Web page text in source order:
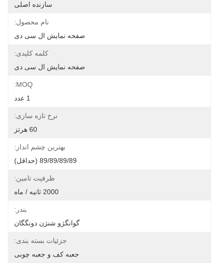
سازنده اصلی
نام محصول:
صفحه نمایش ال سی دی
کلمه کلیدی:
صفحه نمایش ال سی دی
MOQ:
نرخ تازه سازی:
60 هرتز
بهترین چشم انداز:
89/89/89/89 (حداقل)
ظرفیت تامین:
2000 ثانیه / ماه
بندر:
گوانگژو شنژن دونگگان
جزئیات بسته بندی:
جعبه کف و جعبه چوبی